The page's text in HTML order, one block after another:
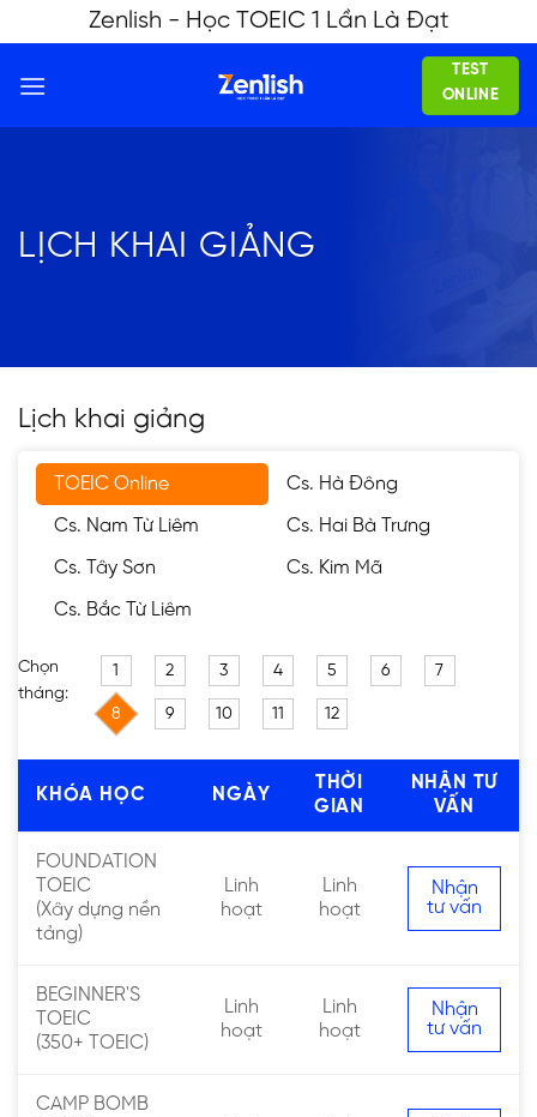
to
content
Zenlish - Học TOEIC 1 Lần Là Đạt
TEST
ONLINE
LỊCH KHAI GIẢNG
Lịch khai giảng
TOEIC Online Cs. Hà Đông
Cs. Nam Từ Liêm Cs. Hai Bà Trưng
Cs. Tây Sơn Cs. Kim Mã
Cs. Bắc Từ Liêm
Chọn
tháng:
1 2 3 4 5 6 7
8 9 10 11 12
KHÓA HỌC NGÀY
THỜI
GIAN
NHẬN TƯ
VẤN
FOUNDATION
TOEIC
(Xây dựng nền
tảng)
Linh
hoạt
Linh
hoạt
Nhận
tư vấn
BEGINNER'S
TOEIC
(350+ TOEIC)
Linh
hoạt
Linh
hoạt
Nhận
tư vấn
CAMP BOMB